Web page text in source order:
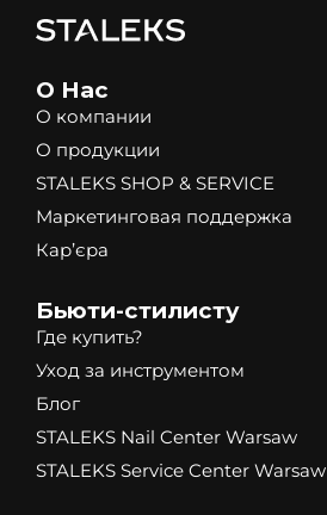
О Нас
О компании
О продукции
STALEKS SHOP & SERVICE
Маркетинговая поддержка
Кар’єра
Бьюти-стилисту
Где купить?
Уход за инструментом
Блог
STALEKS Nail Center Warsaw
STALEKS Service Center Warsaw